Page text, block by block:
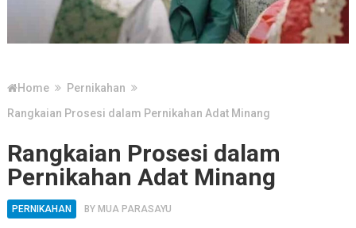
Home
Pernikahan
Rangkaian Prosesi dalam Pernikahan Adat Minang
Rangkaian Prosesi dalam
Pernikahan Adat Minang
PERNIKAHAN BY MUA PARASAYU